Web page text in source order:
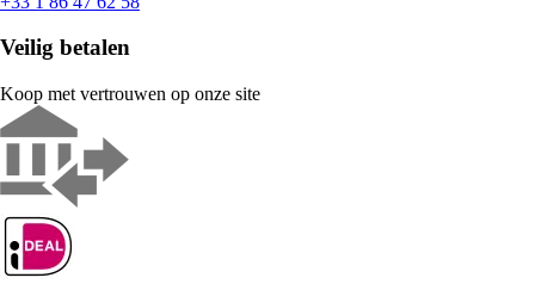
Veilig betalen
Koop met vertrouwen op onze site